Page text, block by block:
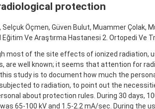
protection
, Selçuk Öçmen, Güven Bulut, Muammer Çolak,
Eğitim Ve Araştırma Hastanesi 2. Ortopedi Ve
most of the site effects of ionized radiation,
are well known; it seems that attention for
study is to document how much the
to radiation, to point out the
about protection rules. During 30 days,
65-100 kV and 1.5-2.2 mA/sec. During the